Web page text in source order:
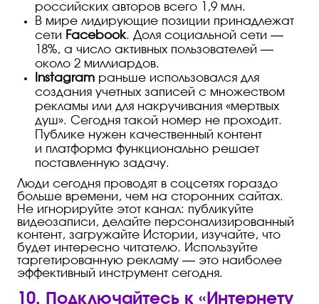
российских авторов всего 1,9 млн.
В мире лидирующие позиции принадлежат
сети Facebook. Доля социальной сети —
18%, а число активных пользователей —
около 2 миллиардов.
Instagram раньше использовался для
создания учетных записей с множеством
рекламы или для накручивания «мертвых
душ». Сегодня такой номер не проходит.
Публике нужен качественный контент
и платформа функционально решает
поставленную задачу.
Люди сегодня проводят в соцсетях гораздо
больше времени, чем на сторонних сайтах.
Не игнорируйте этот канал: публикуйте
видеозаписи, делайте персонализированный
контент, загружайте Истории, изучайте, что
будет интересно читателю. Используйте
таргетированную рекламу — это наиболее
эффективный инструмент сегодня.
10. Подключайтесь к «Интернету